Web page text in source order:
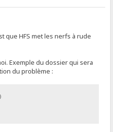
que HFS met les nerfs à rude
Exemple du dossier qui sera
du problème :